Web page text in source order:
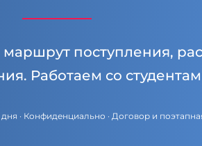
поступления,
Работаем со
· Конфиденциально · Договор и